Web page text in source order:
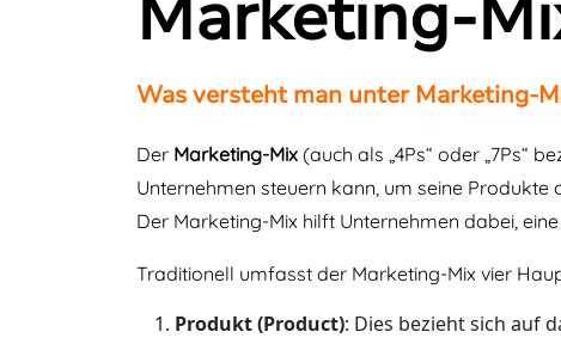
Was versteht man unter Marketing-
Der Marketing-Mix (auch als „4Ps“ oder „7Ps“
Unternehmen steuern kann, um seine
Der Marketing-Mix hilft Unternehmen dabei,
Traditionell umfasst der Marketing-Mix vier
Produkt (Product): Dies bezieht sich auf